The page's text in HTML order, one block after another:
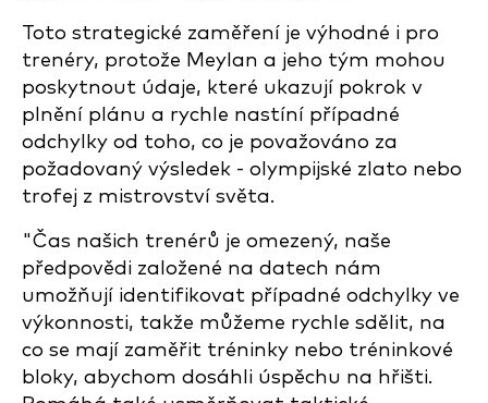
Toto strategické zaměření je výhodné i pro
trenéry, protože Meylan a jeho tým mohou
poskytnout údaje, které ukazují pokrok v
plnění plánu a rychle nastíní případné
odchylky od toho, co je považováno za
požadovaný výsledek - olympijské zlato nebo
trofej z mistrovství světa.
"Čas našich trenérů je omezený, naše
předpovědi založené na datech nám
umožňují identifikovat případné odchylky ve
výkonnosti, takže můžeme rychle sdělit, na
co se mají zaměřit tréninky nebo tréninkové
bloky, abychom dosáhli úspěchu na hřišti.